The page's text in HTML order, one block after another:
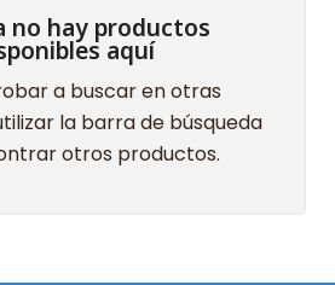
no hay productos
aquí
a buscar en otras
la barra de búsqueda
otros productos.